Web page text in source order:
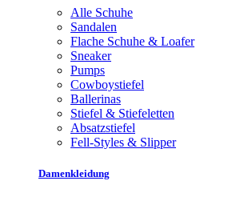
Alle Schuhe
Sandalen
Flache Schuhe & Loafer
Sneaker
Pumps
Cowboystiefel
Ballerinas
Stiefel & Stiefeletten
Absatzstiefel
Fell-Styles & Slipper
Damenkleidung